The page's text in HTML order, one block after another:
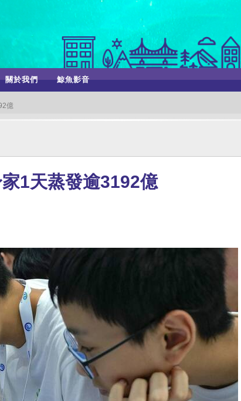
關於我們 鯨魚影音
億
1天蒸發逾3192億